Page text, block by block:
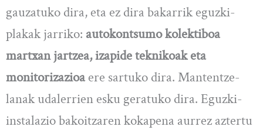
gauzatuko dira, eta ez dira bakarrik eguzki-
plakak jarriko: autokontsumo kolektiboa
martxan jartzea, izapide teknikoak eta
monitorizazioaere sartuko dira. Mantentze-
lanak udalerrien esku geratuko dira. Eguzki-
instalazio bakoitzaren kokapena aurrez aztertu